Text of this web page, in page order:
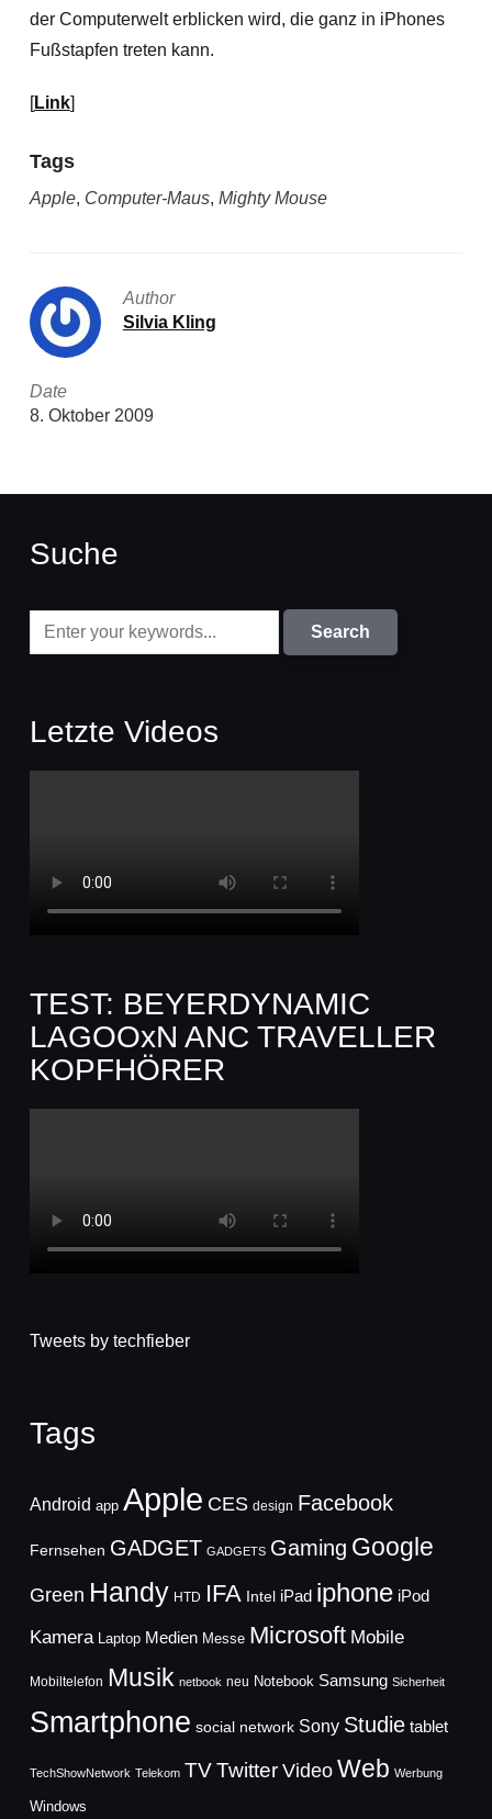
der Computerwelt erblicken wird, die ganz in iPhones
Fußstapfen treten kann.
[Link]
Tags
Apple, Computer-Maus, Mighty Mouse
Author
Silvia Kling
Date
8. Oktober 2009
Suche
Letzte Videos
TEST: BEYERDYNAMIC
LAGOOxN ANC TRAVELLER
KOPFHÖRER
Tweets by techfieber
Tags
Android app Apple CES design Facebook
Fernsehen GADGET GADGETS Gaming Google
Green Handy HTD IFA Intel iPad iphone iPod
Kamera Laptop Medien Messe Microsoft Mobile
Mobiltelefon Musik netbook neu Notebook Samsung Sicherheit
Smartphone social network Sony Studie tablet
TechShowNetwork Telekom TVTwitter Video Web Werbung
Windows